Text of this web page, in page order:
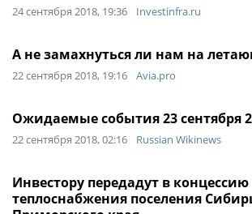
24 сентября 2018, 19:36 Investinfra.ru
А не замахнуться ли нам на
22 сентября 2018, 19:16 Avia.pro
Ожидаемые события 23 сентября
22 сентября 2018, 02:16 Russian Wikinews
Инвестору передадут в
теплоснабжения поселения